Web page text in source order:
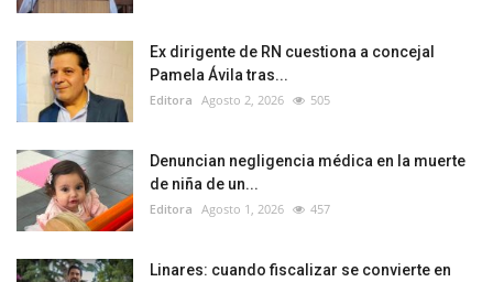
Ex dirigente de RN cuestiona a concejal
Pamela Ávila tras...
Editora Agosto 2, 2026 505
Denuncian negligencia médica en la muerte
de niña de un...
Editora Agosto 1, 2026 457
Linares: cuando fiscalizar se convierte en